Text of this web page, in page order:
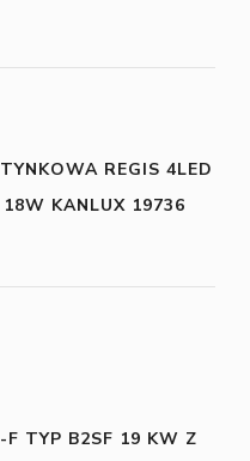
REGIS 4LED
KANLUX 19736
F TYP B2SF 19 KW Z